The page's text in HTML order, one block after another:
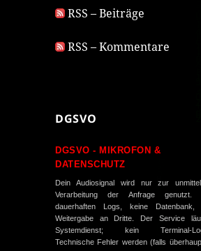
RSS – Beiträge
RSS – Kommentare
DGSVO
DGSVO - MIKROFON &
DATENSCHUTZ
Dein Audiosignal wird nur zur
Verarbeitung der Anfrage genutzt.
dauerhaften Logs, keine Datenbank,
Weitergabe an Dritte. Der Service
Systemdienst; kein Terminal-
Technische Fehler werden (falls